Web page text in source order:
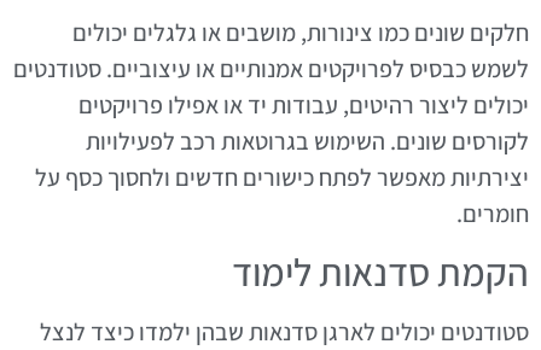
חלקים שונים כמו צינורות, מושבים או גלגלים יכולים
לשמש כבסיס לפרויקטים אמנותיים או עיצוביים. סטודנטים
יכולים ליצור רהיטים, עבודות יד או אפילו פרויקטים
לקורסים שונים. השימוש בגרוטאות רכב לפעילויות
יצירתיות מאפשר לפתח כישורים חדשים ולחסוך כסף על
חומרים.
הקמת סדנאות לימוד
סטודנטים יכולים לארגן סדנאות שבהן ילמדו כיצד לנצל